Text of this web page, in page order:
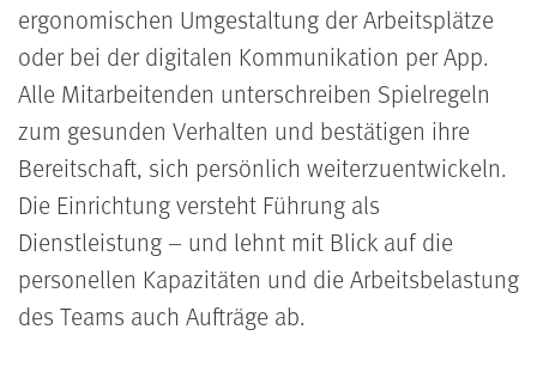
ergonomischen Umgestaltung der Arbeitsplätze
oder bei der digitalen Kommunikation per App.
Alle Mitarbeitenden unterschreiben Spielregeln
zum gesunden Verhalten und bestätigen ihre
Bereitschaft, sich persönlich weiterzuentwickeln.
Die Einrichtung versteht Führung als
Dienstleistung – und lehnt mit Blick auf die
personellen Kapazitäten und die Arbeitsbelastung
des Teams auch Aufträge ab.